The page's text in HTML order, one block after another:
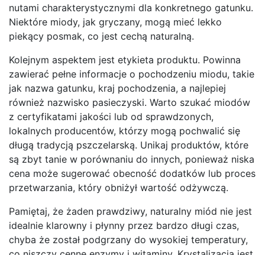
nutami charakterystycznymi dla konkretnego gatunku.
Niektóre miody, jak gryczany, mogą mieć lekko
piekący posmak, co jest cechą naturalną.
Kolejnym aspektem jest etykieta produktu. Powinna
zawierać pełne informacje o pochodzeniu miodu, takie
jak nazwa gatunku, kraj pochodzenia, a najlepiej
również nazwisko pasieczyski. Warto szukać miodów
z certyfikatami jakości lub od sprawdzonych,
lokalnych producentów, którzy mogą pochwalić się
długą tradycją pszczelarską. Unikaj produktów, które
są zbyt tanie w porównaniu do innych, ponieważ niska
cena może sugerować obecność dodatków lub proces
przetwarzania, który obniżył wartość odżywczą.
Pamiętaj, że żaden prawdziwy, naturalny miód nie jest
idealnie klarowny i płynny przez bardzo długi czas,
chyba że został podgrzany do wysokiej temperatury,